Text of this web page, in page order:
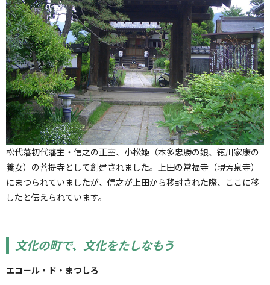
松代藩初代藩主・信之の正室、小松姫（本多忠勝の娘、徳川家康の
養女）の菩提寺として創建されました。上田の常福寺（現芳泉寺）
にまつられていましたが、信之が上田から移封された際、ここに移
したと伝えられています。
文化の町で、文化をたしなもう
エコール・ド・まつしろ